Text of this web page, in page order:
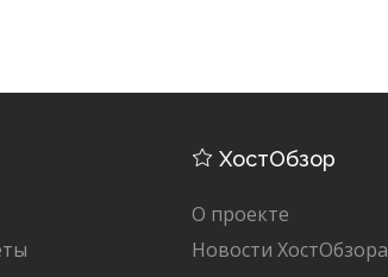
ХостОбзор
О проекте
Новости ХостОбзора